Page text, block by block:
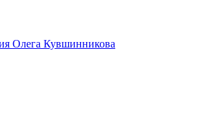
Олега Кувшинникова